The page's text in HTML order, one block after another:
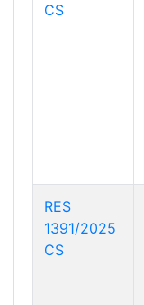
CS
RES
1391/2025
CS